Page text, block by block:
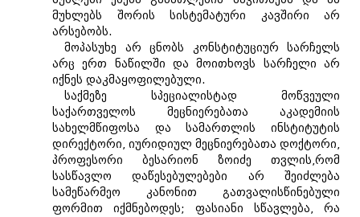
მუხლებს შორის სისტემატური კავშირი არ
არსებობს.
მოპასუხე არ ცნობს კონსტიტუციურ სარჩელს
არც ერთ ნაწილში და მოითხოვს სარჩელი არ
იქნეს დაკმაყოფილებული.
საქმეზე სპეციალისტად მოწვეული
საქართველოს მეცნიერებათა აკადემიის
სახელმწიფოსა და სამართლის ინსტიტუტის
დირექტორი, იურიდიულ მეცნიერებათა დოქტორი,
პროფესორი ბესარიონ ზოიძე თვლის,რომ
სასწავლო დაწესებულებები არ შეიძლება
სამეწარმეო კანონით გათვალისწინებული
ფორმით იქმნებოდეს; ფასიანი სწავლება, რა